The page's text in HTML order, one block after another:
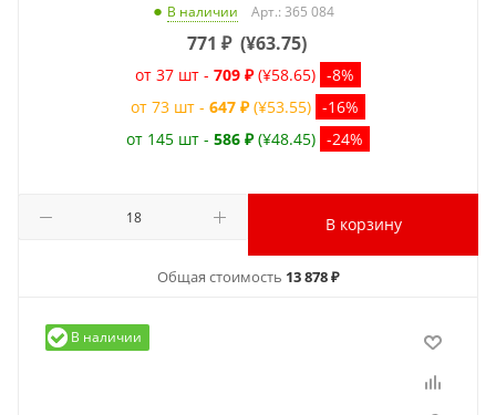
В наличии Арт.: 365 084
771 ₽ (¥63.75)
от 37 шт - 709 ₽ (¥58.65) -8%
от 73 шт - 647 ₽ (¥53.55) -16%
от 145 шт - 586 ₽ (¥48.45) -24%
В корзину
Общая стоимость 13 878 ₽
В наличии